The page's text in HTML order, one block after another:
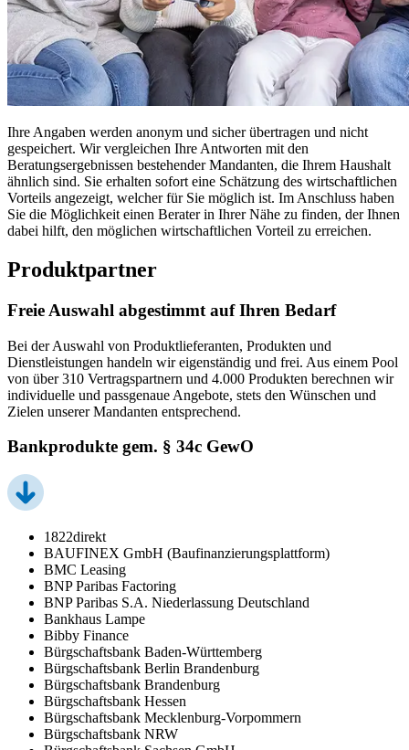
Ihre Angaben werden anonym und sicher übertragen und nicht
gespeichert. Wir vergleichen Ihre Antworten mit den
Beratungsergebnissen bestehender Mandanten, die Ihrem Haushalt
ähnlich sind. Sie erhalten sofort eine Schätzung des wirtschaftlichen
Vorteils angezeigt, welcher für Sie möglich ist. Im Anschluss haben
Sie die Möglichkeit einen Berater in Ihrer Nähe zu finden, der Ihnen
dabei hilft, den möglichen wirtschaftlichen Vorteil zu erreichen.
Produktpartner
Freie Auswahl abgestimmt auf Ihren Bedarf
Bei der Auswahl von Produktlieferanten, Produkten und
Dienstleistungen handeln wir eigenständig und frei. Aus einem Pool
von über 310 Vertragspartnern und 4.000 Produkten berechnen wir
individuelle und passgenaue Angebote, stets den Wünschen und
Zielen unserer Mandanten entsprechend.
Bankprodukte gem. § 34c GewO
1822direkt
BAUFINEX GmbH (Baufinanzierungsplattform)
BMC Leasing
BNP Paribas Factoring
BNP Paribas S.A. Niederlassung Deutschland
Bankhaus Lampe
Bibby Finance
Bürgschaftsbank Baden-Württemberg
Bürgschaftsbank Berlin Brandenburg
Bürgschaftsbank Brandenburg
Bürgschaftsbank Hessen
Bürgschaftsbank Mecklenburg-Vorpommern
Bürgschaftsbank NRW